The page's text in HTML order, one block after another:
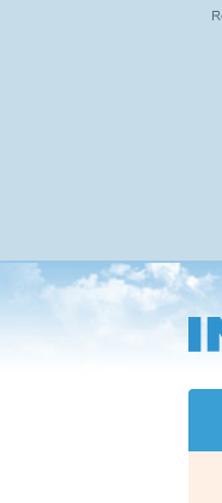
Přejít
na
hlavní
obsah